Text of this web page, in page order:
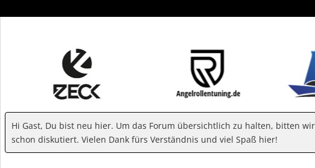
Hi Gast, Du bist neu hier. Um das Forum übersichtlich zu halten, bitten
schon diskutiert. Vielen Dank fürs Verständnis und viel Spaß hier!